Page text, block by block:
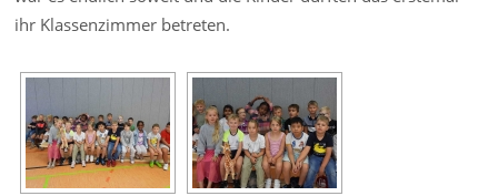
ihr Klassenzimmer betreten.